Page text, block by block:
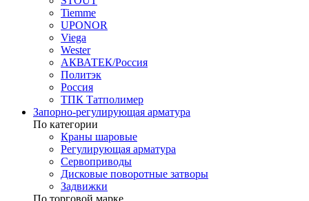
Tiemme
UPONOR
Viega
Wester
АКВАТЕК/Россия
Политэк
Россия
ТПК Татполимер
Запорно-регулирующая арматура
По категории
Краны шаровые
Регулирующая арматура
Сервоприводы
Дисковые поворотные затворы
Задвижки
По торговой марке